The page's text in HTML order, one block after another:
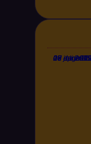
03 april
27 mars
18
05
06 augusti
09 juli 2019